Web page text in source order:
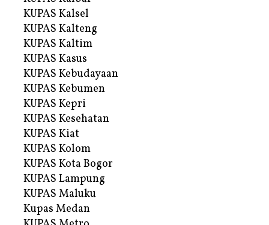
KUPAS Kalsel
KUPAS Kalteng
KUPAS Kaltim
KUPAS Kasus
KUPAS Kebudayaan
KUPAS Kebumen
KUPAS Kepri
KUPAS Kesehatan
KUPAS Kiat
KUPAS Kolom
KUPAS Kota Bogor
KUPAS Lampung
KUPAS Maluku
Kupas Medan